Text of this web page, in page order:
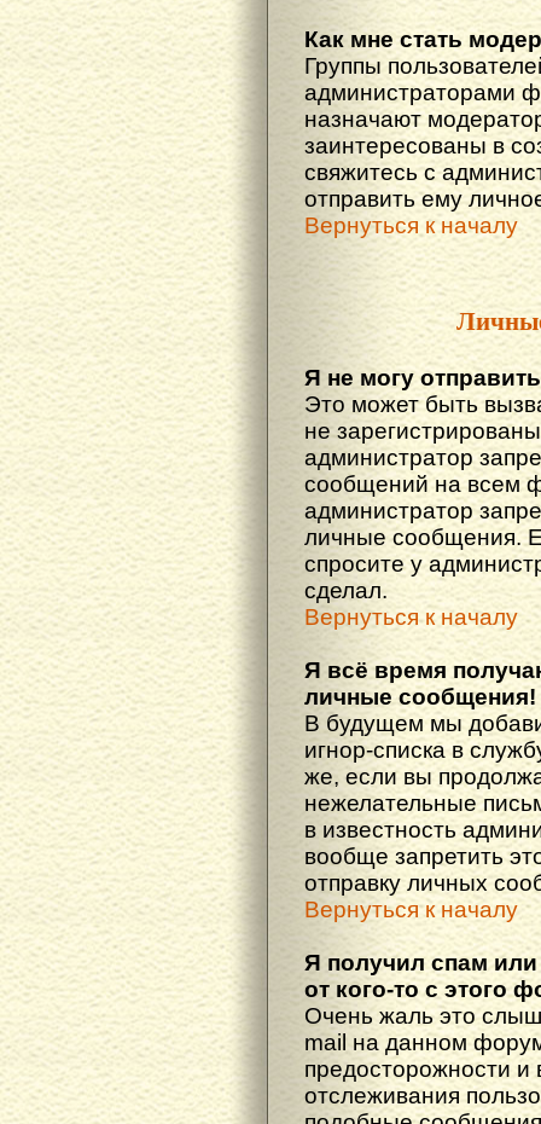
Как мне стать
Группы
администраторами
назначают
заинтересованы в
свяжитесь с
отправить ему
Вернуться к началу
Я не могу
Это может быть
не
администратор
сообщений на всем
администратор
личные сообщения.
спросите у
сделал.
Вернуться к началу
Я всё время
личные сообщения!
В будущем мы
игнор-списка в
же, если вы
нежелательные
в известность
вообще запретить
отправку личных
Вернуться к началу
Я получил спам
от кого-то с этого
Очень жаль это
mail на данном
предосторожности и
отслеживания